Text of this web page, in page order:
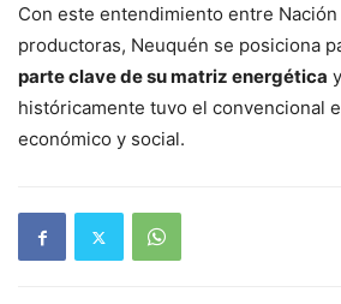
Con este entendimiento entre
productoras, Neuquén se posiciona
parte clave de su matriz energética
históricamente tuvo el convencional
económico y social.